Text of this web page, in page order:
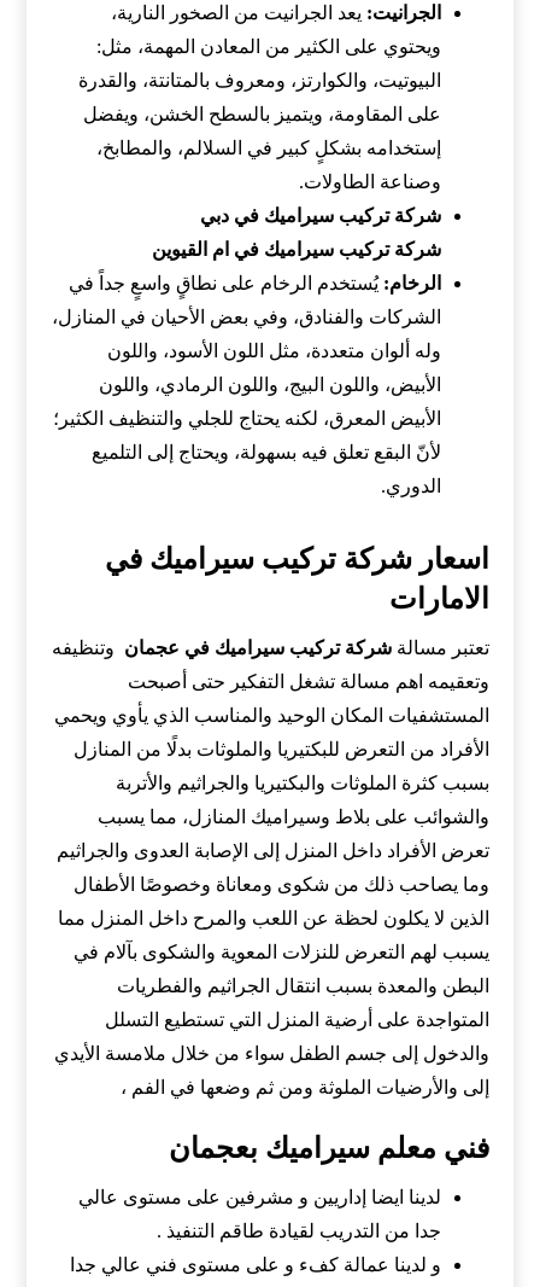
الجرانيت: يعد الجرانيت من الصخور النارية،
ويحتوي على الكثير من المعادن المهمة، مثل:
البيوتيت، والكوارتز، ومعروف بالمتانتة، والقدرة
على المقاومة، ويتميز بالسطح الخشن، ويفضل
إستخدامه بشكلٍ كبير في السلالم، والمطابخ،
وصناعة الطاولات.
شركة تركيب سيراميك في دبي
شركة تركيب سيراميك في ام القيوين
الرخام:يُستخدم الرخام على نطاقٍ واسعٍ جداً في
الشركات والفنادق، وفي بعض الأحيان في المنازل،
وله ألوان متعددة، مثل اللون الأسود، واللون
الأبيض، واللون البيج، واللون الرمادي، واللون
الأبيض المعرق، لكنه يحتاج للجلي والتنظيف الكثير؛
لأنّ البقع تعلق فيه بسهولة، ويحتاج إلى التلميع
الدوري.
اسعار شركة تركيب سيراميك في
الامارات
تعتبر مسالة شركة تركيب سيراميك في عجمان وتنظيفه
وتعقيمه اهم مسالة تشغل التفكير حتى أصبحت
المستشفيات المكان الوحيد والمناسب الذي يأوي ويحمي
الأفراد من التعرض للبكتيريا والملوثات بدلًا من المنازل
بسبب كثرة الملوثات والبكتيريا والجراثيم والأتربة
والشوائب على بلاط وسيراميك المنازل، مما يسبب
تعرض الأفراد داخل المنزل إلى الإصابة العدوى والجراثيم
وما يصاحب ذلك من شكوى ومعاناة وخصوصًا الأطفال
الذين لا يكلون لحظة عن اللعب والمرح داخل المنزل مما
يسبب لهم التعرض للنزلات المعوية والشكوى بآلام في
البطن والمعدة بسبب انتقال الجراثيم والفطريات
المتواجدة على أرضية المنزل التي تستطيع التسلل
والدخول إلى جسم الطفل سواء من خلال ملامسة الأيدي
إلى والأرضيات الملوثة ومن ثم وضعها في الفم ،
فني معلم سيراميك بعجمان
لدينا ايضا إداريين و مشرفين على مستوى عالي
جدا من التدريب لقيادة طاقم التنفيذ .
و لدينا عمالة كفء و على مستوى فني عالي جدا